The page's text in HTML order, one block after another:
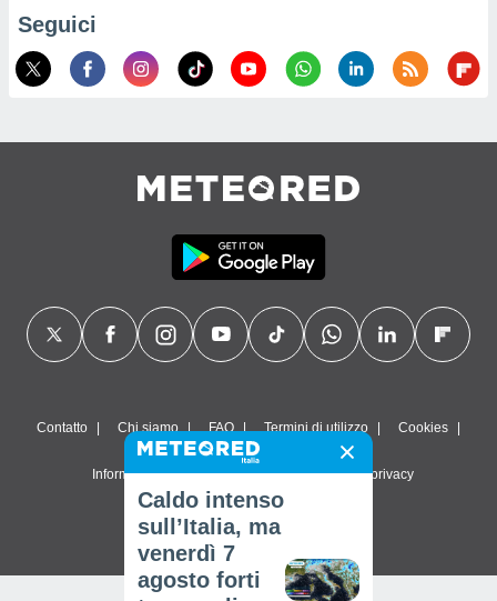
Seguici
Contatto Chi siamo FAQ Termini di utilizzo Cookies
Informativa sulla privacy Impostazioni sulla privacy
© 2026 Meteored. Tutti i diritti riservati
Caldo intenso
sull’Italia, ma
venerdì 7
agosto forti